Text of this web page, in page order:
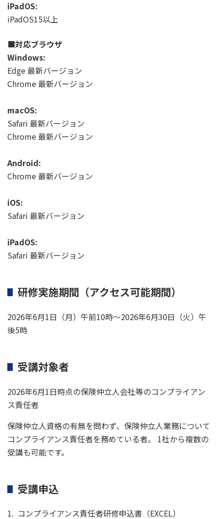
iPadOS:
iPadOS15以上
■対応ブラウザ
Windows:
Edge 最新バージョン
Chrome 最新バージョン
macOS:
Safari 最新バージョン
Chrome 最新バージョン
Android:
Chrome 最新バージョン
iOS:
Safari 最新バージョン
iPadOS:
Safari 最新バージョン
研修実施期間（アクセス可能期間）
2026年6月1日（月）午前10時～2026年6月30日（火）午
後5時
受講対象者
2026年6月1日時点の保険仲立人会社等のコンプライアン
ス責任者
保険仲立人資格の有無を問わず、保険仲立人業務について
コンプライアンス責任者を務めている者。 1社から複数の
受講も可能です。
受講申込
コンプライアンス責任者研修申込書（EXCEL）